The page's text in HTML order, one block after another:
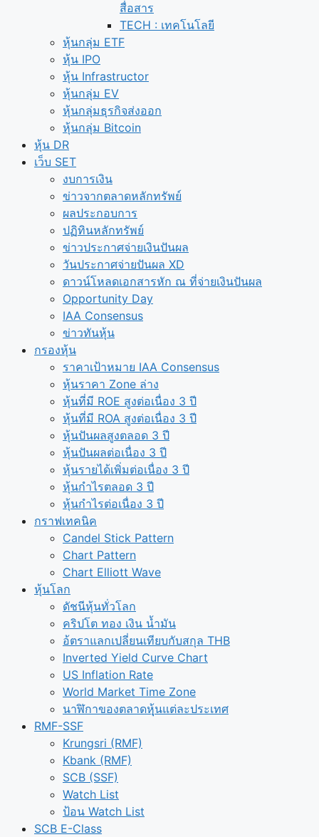
สื่อสาร
TECH : เทคโนโลยี
หุ้นกลุ่ม ETF
หุ้น IPO
หุ้น Infrastructor
หุ้นกลุ่ม EV
หุ้นกลุ่มธุรกิจส่งออก
หุ้นกลุ่ม Bitcoin
หุ้น DR
เว็บ SET
งบการเงิน
ข่าวจากตลาดหลักทรัพย์
ผลประกอบการ
ปฏิทินหลักทรัพย์
ข่าวประกาศจ่ายเงินปันผล
วันประกาศจ่ายปันผล XD
ดาวน์โหลดเอกสารหัก ณ ที่จ่ายเงินปันผล
Opportunity Day
IAA Consensus
ข่าวทันหุ้น
กรองหุ้น
ราคาเป้าหมาย IAA Consensus
หุ้นราคา Zone ล่าง
หุ้นที่มี ROE สูงต่อเนื่อง 3 ปี
หุ้นที่มี ROA สูงต่อเนื่อง 3 ปี
หุ้นปันผลสูงตลอด 3 ปี
หุ้นปันผลต่อเนื่อง 3 ปี
หุ้นรายได้เพิ่มต่อเนื่อง 3 ปี
หุ้นกำไรตลอด 3 ปี
หุ้นกำไรต่อเนื่อง 3 ปี
กราฟเทคนิค
Candel Stick Pattern
Chart Pattern
Chart Elliott Wave
หุ้นโลก
ดัชนีหุ้นทั่วโลก
คริปโต ทอง เงิน น้ำมัน
อ้ตราแลกเปลี่ยนเทียบกับสกุล THB
Inverted Yield Curve Chart
US Inflation Rate
World Market Time Zone
นาฬิกาของตลาดหุุ้นแต่ละประเทศ
RMF-SSF
Krungsri (RMF)
Kbank (RMF)
SCB (SSF)
Watch List
ป้อน Watch List
SCB E-Class